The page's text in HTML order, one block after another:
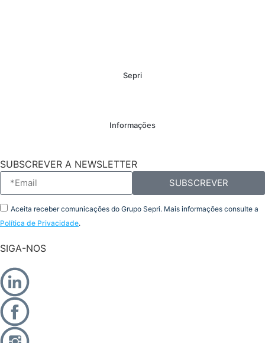
Sepri
Informações
SUBSCREVER A NEWSLETTER
Aceita receber comunicações do Grupo Sepri. Mais informações consulte a
Política de Privacidade.
SUBSCREVER
SIGA-NOS